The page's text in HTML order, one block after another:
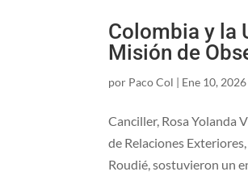
Colombia y la
Misión de
por Paco Col Ene 10, 2026
Canciller, Rosa Yolanda
de Relaciones
Roudié, sostuvieron un